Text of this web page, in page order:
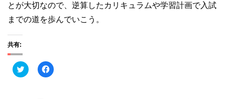
とが大切なので、逆算したカリキュラムや学習計画で入試
までの道を歩んでいこう。
共有:
ク
リ
F
a